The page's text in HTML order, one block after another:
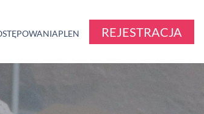
PLEN REJESTRACJA